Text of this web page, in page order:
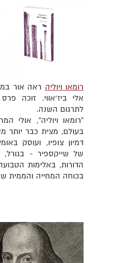
רומאו ויוליה
אלי ביז'אווי. זוכה
לתרגום השנה.
"רומאו ויוליה", אולי
בעולם, מצית כבר
דמיון צופיו, ועוסק
של שייקספיר -
הדורות, באלימות
בכוחה המחייה והממית